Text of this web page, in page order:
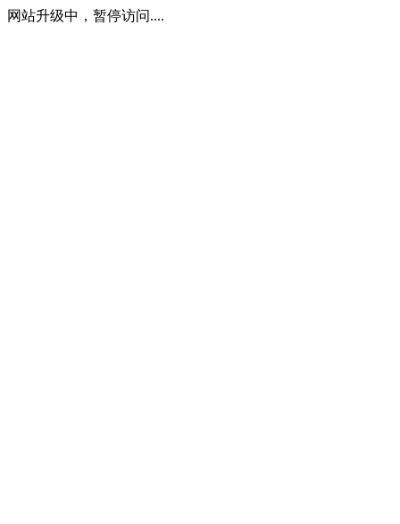
网站升级中，暂停访问....